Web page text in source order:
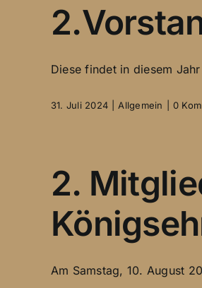
Diese findet in diesem
31. Juli 2024 Allgemein 0
2.
Am Samstag, 10. August